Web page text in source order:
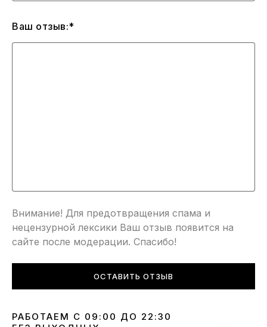
Ваш отзыв:*
Внимание! Для предотвращения спама и
нецензурной лексики Ваш отзыв появится на
сайте после модерации. Спасибо!
ОСТАВИТЬ ОТЗЫВ
РАБОТАЕМ С 09:00 ДО 22:30